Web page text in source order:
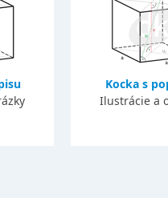
Kocka s
Ilustrácie a